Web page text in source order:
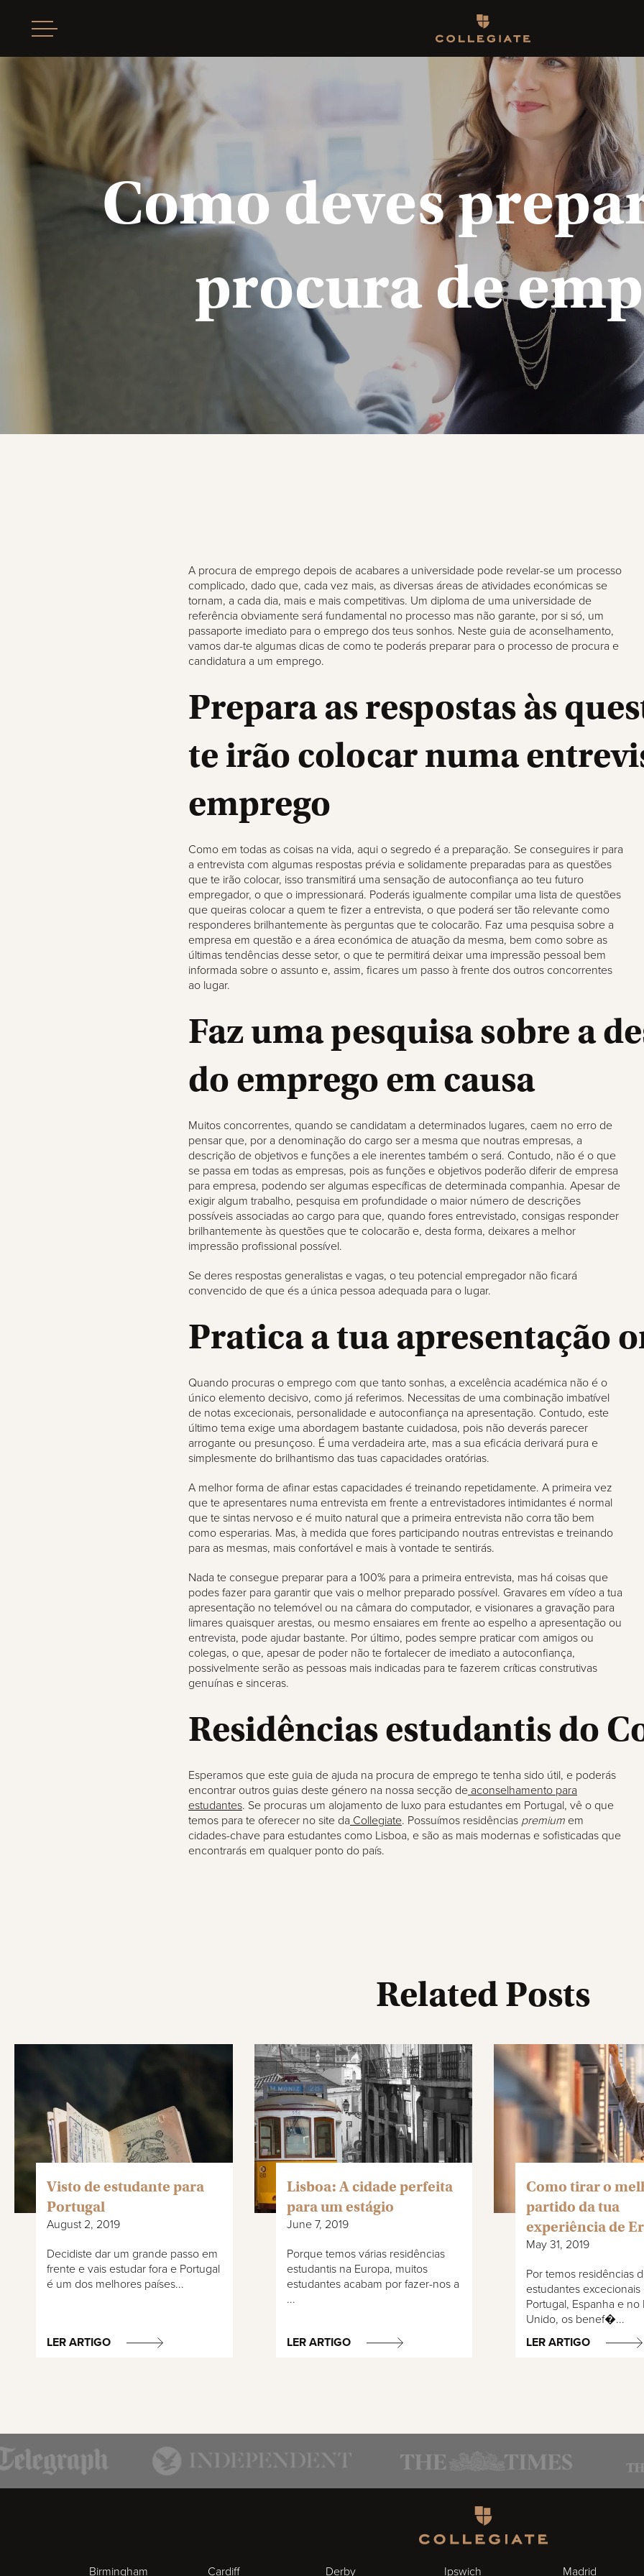
Homepage
Como deves
procura de
A procura de emprego depois de acabares a universidade pode revelar-se um processo
complicado, dado que, cada vez mais, as diversas áreas de atividades económicas se
tornam, a cada dia, mais e mais competitivas. Um diploma de uma universidade de
referência obviamente será fundamental no processo mas não garante, por si só, um
passaporte imediato para o emprego dos teus sonhos. Neste guia de aconselhamento,
vamos dar-te algumas dicas de como te poderás preparar para o processo de procura e
candidatura a um emprego.
Prepara as respostas às
te irão colocar numa
emprego
Como em todas as coisas na vida, aqui o segredo é a preparação. Se conseguires ir para
a entrevista com algumas respostas prévia e solidamente preparadas para as questões
que te irão colocar, isso transmitirá uma sensação de autoconfiança ao teu futuro
empregador, o que o impressionará. Poderás igualmente compilar uma lista de questões
que queiras colocar a quem te fizer a entrevista, o que poderá ser tão relevante como
responderes brilhantemente às perguntas que te colocarão. Faz uma pesquisa sobre a
empresa em questão e a área económica de atuação da mesma, bem como sobre as
últimas tendências desse setor, o que te permitirá deixar uma impressão pessoal bem
informada sobre o assunto e, assim, ficares um passo à frente dos outros concorrentes
ao lugar.
Faz uma pesquisa sobre a
do emprego em causa
Muitos concorrentes, quando se candidatam a determinados lugares, caem no erro de
pensar que, por a denominação do cargo ser a mesma que noutras empresas, a
descrição de objetivos e funções a ele inerentes também o será. Contudo, não é o que
se passa em todas as empresas, pois as funções e objetivos poderão diferir de empresa
para empresa, podendo ser algumas específicas de determinada companhia. Apesar de
exigir algum trabalho, pesquisa em profundidade o maior número de descrições
possíveis associadas ao cargo para que, quando fores entrevistado, consigas responder
brilhantemente às questões que te colocarão e, desta forma, deixares a melhor
impressão profissional possível.
Se deres respostas generalistas e vagas, o teu potencial empregador não ficará
convencido de que és a única pessoa adequada para o lugar.
Pratica a tua apresentação
Quando procuras o emprego com que tanto sonhas, a excelência académica não é o
único elemento decisivo, como já referimos. Necessitas de uma combinação imbatível
de notas excecionais, personalidade e autoconfiança na apresentação. Contudo, este
último tema exige uma abordagem bastante cuidadosa, pois não deverás parecer
arrogante ou presunçoso. É uma verdadeira arte, mas a sua eficácia derivará pura e
simplesmente do brilhantismo das tuas capacidades oratórias.
A melhor forma de afinar estas capacidades é treinando repetidamente. A primeira vez
que te apresentares numa entrevista em frente a entrevistadores intimidantes é normal
que te sintas nervoso e é muito natural que a primeira entrevista não corra tão bem
como esperarias. Mas, à medida que fores participando noutras entrevistas e treinando
para as mesmas, mais confortável e mais à vontade te sentirás.
Nada te consegue preparar para a 100% para a primeira entrevista, mas há coisas que
podes fazer para garantir que vais o melhor preparado possível. Gravares em vídeo a tua
apresentação no telemóvel ou na câmara do computador, e visionares a gravação para
limares quaisquer arestas, ou mesmo ensaiares em frente ao espelho a apresentação ou
entrevista, pode ajudar bastante. Por último, podes sempre praticar com amigos ou
colegas, o que, apesar de poder não te fortalecer de imediato a autoconfiança,
possivelmente serão as pessoas mais indicadas para te fazerem críticas construtivas
genuínas e sinceras.
Residências estudantis do
Esperamos que este guia de ajuda na procura de emprego te tenha sido útil, e poderás
encontrar outros guias deste género na nossa secção de aconselhamento para
estudantes. Se procuras um alojamento de luxo para estudantes em Portugal, vê o que
temos para te oferecer no site da Collegiate. Possuímos residências premium em
cidades-chave para estudantes como Lisboa, e são as mais modernas e sofisticadas que
encontrarás em qualquer ponto do país.
Related Posts
Visto de estudante para
Portugal
August 2, 2019
Decidiste dar um grande passo em
frente e vais estudar fora e Portugal
é um dos melhores países...
LER ARTIGO
Lisboa: A cidade perfeita
para um estágio
June 7, 2019
Porque temos várias residências
estudantis na Europa, muitos
estudantes acabam por fazer-nos a
...
LER ARTIGO
Como tirar o
partido da tua
experiência de
May 31, 2019
Por temos residências
estudantes excecionais
Portugal, Espanha e no
Unido, os benef�...
LER ARTIGO
Birmingham Cardiff Derby Ipswich Madrid